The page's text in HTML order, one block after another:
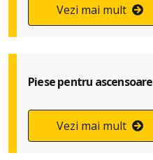
Vezi mai mult
Piese pentru ascensoare
Vezi mai mult